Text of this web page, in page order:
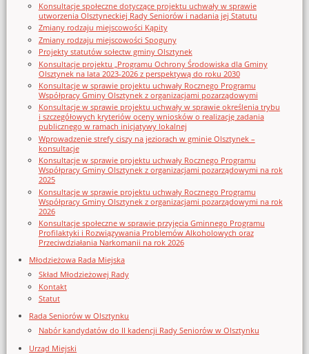
Konsultacje społeczne dotyczące projektu uchwały w sprawie
utworzenia Olsztyneckiej Rady Seniorów i nadania jej Statutu
Zmiany rodzaju miejscowości Kąpity
Zmiany rodzaju miejscowości Spoguny
Projekty statutów sołectw gminy Olsztynek
Konsultacje projektu „Programu Ochrony Środowiska dla Gminy
Olsztynek na lata 2023-2026 z perspektywą do roku 2030
Konsultacje w sprawie projektu uchwały Rocznego Programu
Współpracy Gminy Olsztynek z organizacjami pozarządowymi
Konsultacje w sprawie projektu uchwały w sprawie określenia trybu
i szczegółowych kryteriów oceny wniosków o realizację zadania
publicznego w ramach inicjatywy lokalnej
Wprowadzenie strefy ciszy na jeziorach w gminie Olsztynek –
konsultacje
Konsultacje w sprawie projektu uchwały Rocznego Programu
Współpracy Gminy Olsztynek z organizacjami pozarządowymi na rok
2025
Konsultacje w sprawie projektu uchwały Rocznego Programu
Współpracy Gminy Olsztynek z organizacjami pozarządowymi na rok
2026
Konsultacje społeczne w sprawie przyjęcia Gminnego Programu
Profilaktyki i Rozwiązywania Problemów Alkoholowych oraz
Przeciwdziałania Narkomanii na rok 2026
Młodzieżowa Rada Miejska
Skład Młodzieżowej Rady
Kontakt
Statut
Rada Seniorów w Olsztynku
Nabór kandydatów do II kadencji Rady Seniorów w Olsztynku
Urząd Miejski